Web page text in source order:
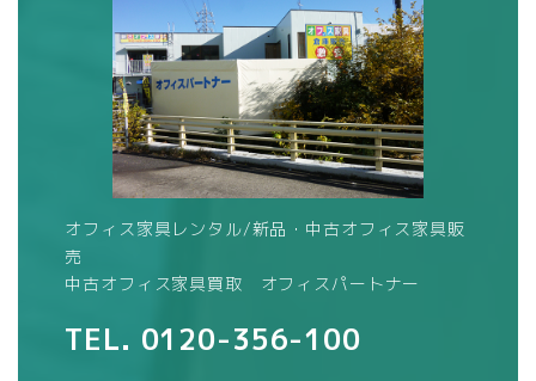
オフィス家具レンタル/新品・中古オフィス家具販
売
中古オフィス家具買取 オフィスパートナー
TEL. 0120-356-100